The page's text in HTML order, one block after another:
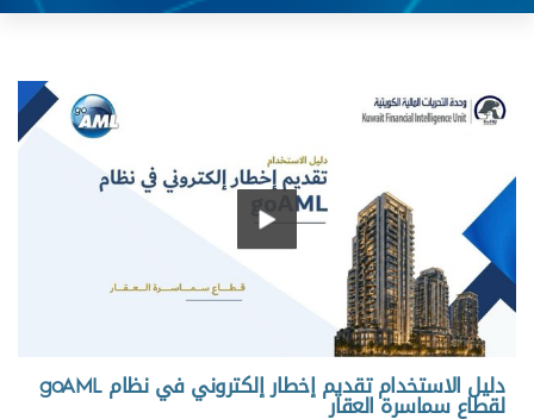
دليل الاستخدام تقديم إخطار إلكتروني في نظام goAML
لقطاع سماسرة العقار